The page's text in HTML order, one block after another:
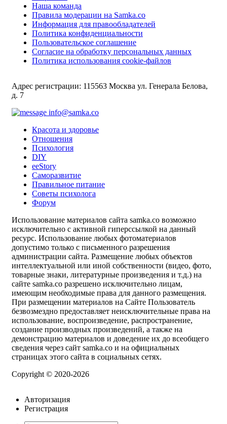
Наша команда
Правила модерации на Samka.co
Информация для правообладателей
Политика конфиденциальности
Пользовательское соглашение
Согласие на обработку персональных данных
Политика использования cookie-файлов
Адрес регистрации: 115563 Москва ул. Генерала Белова,
д. 7
info@samka.co
Красота и здоровье
Отношения
Психология
DIY
ееStory
Саморазвитие
Правильное питание
Советы психолога
Форум
Использование материалов сайта samka.co возможно
исключительно с активной гиперссылкой на данный
ресурс. Использование любых фотоматериалов
допустимо только с письменного разрешения
администрации сайта. Размещение любых объектов
интеллектуальной или иной собственности (видео, фото,
товарные знаки, литературные произведения и т.д.) на
сайте samka.co разрешено исключительно лицам,
имеющим необходимые права для данного размещения.
При размещении материалов на Сайте Пользователь
безвозмездно предоставляет неисключительные права на
использование, воспроизведение, распространение,
создание производных произведений, а также на
демонстрацию материалов и доведение их до всеобщего
сведения через сайт samka.co и на официальных
страницах этого сайта в социальных сетях.
Copyright © 2020-2026
Авторизация
Регистрация